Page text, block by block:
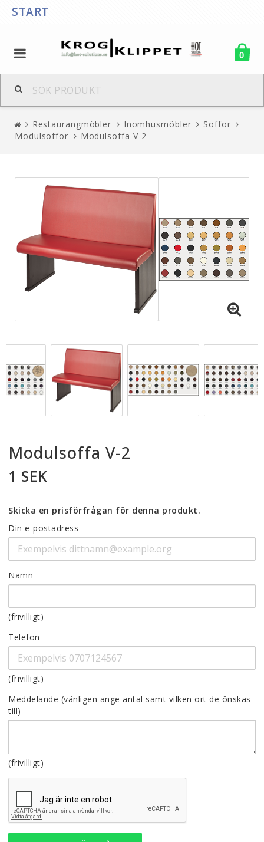
START
0
Restaurangmöbler Inomhusmöbler
Soffor
Modulsoffor
Modulsoffa V-2
Modulsoffa V-2
1 SEK
Skicka en prisförfrågan för denna produkt.
Din e-postadress
Namn
(frivilligt)
Telefon
(frivilligt)
Meddelande
(frivilligt)